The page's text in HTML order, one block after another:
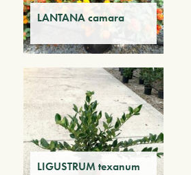
LANTANA camara
LIGUSTRUM texanum